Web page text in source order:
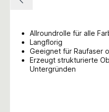
Allroundrolle für alle
Langflorig
Geeignet für Raufaser
Erzeugt strukturierte
Untergründen